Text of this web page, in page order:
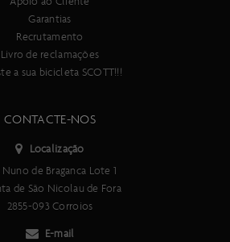
Garantias
Recrutamento
Livro de reclamações
a sua bicicleta SCOTT!!!
CONTACTE-NOS
Localização
Nuno de Braganca Lote 1
de São Nicolau de Fora
2855-093 Corroios
E-mail